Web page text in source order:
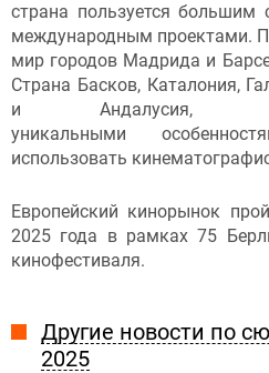
страна пользуется
международным проектами.
мир городов Мадрида и
Страна Басков, Каталония,
и Андалусия,
уникальными
использовать
Европейский кинорынок
2025 года в рамках 75
кинофестиваля.
Другие новости по
2025